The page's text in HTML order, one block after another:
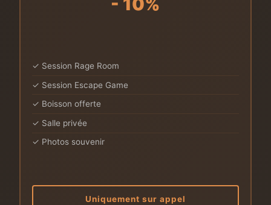
✓ Session Rage Room
✓ Session Escape Game
✓ Boisson offerte
✓ Salle privée
✓ Photos souvenir
Uniquement sur appel